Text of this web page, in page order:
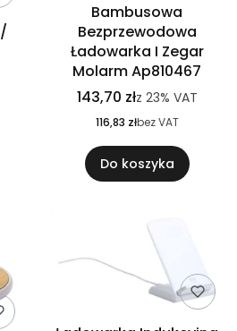
Bambusowa
Bezprzewodowa
Ładowarka I Zegar
Molarm Ap810467
143,70 złz 23% VAT
116,83 złbez VAT
Do koszyka